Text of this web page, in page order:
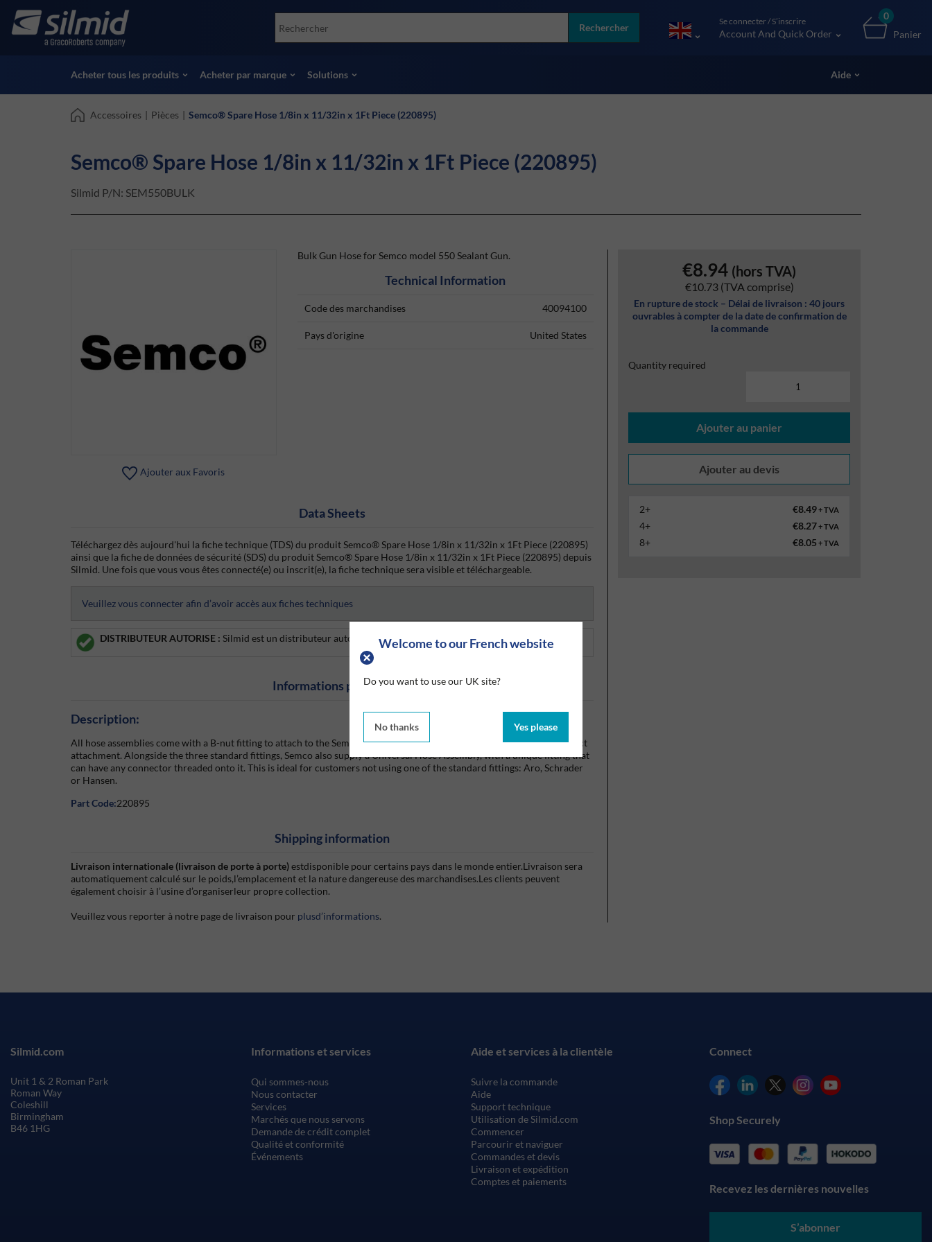
Welcome to our French website
Do you want to use our UK site?
No thanks Yes please
main
Accessories
Essais non destructifs (NDT)
Voir tous les produits
Socomore
Skydrol
Rechercher
Se connecter / S’inscrire
Account And Quick Order
0
Panier
Acheter tous les produits Acheter par marque Solutions Aide
Accessoires | Pièces | Semco® Spare Hose 1/8in x 11/32in x 1Ft Piece (220895)
Semco® Spare Hose 1/8in x 11/32in x 1Ft Piece (220895)
Silmid P/N: SEM550BULK
Ajouter aux Favoris
€8.94 (hors TVA)
€10.73 (TVA comprise)
En rupture de stock – Délai de livraison : 40 jours
ouvrables à compter de la date de confirmation de
la commande
Quantity required
Ajouter au panier
2+ €8.49+ TVA
4+ €8.27+ TVA
8+ €8.05 + TVA
Bulk Gun Hose for Semco model 550 Sealant Gun.
Technical Information
Code des marchandises 40094100
Pays d'origine United States
Data Sheets
Téléchargez dès aujourd'hui la fiche technique (TDS) du produit Semco® Spare Hose 1/8in x 11/32in x 1Ft Piece (220895)
ainsi que la fiche de données de sécurité (SDS) du produit Semco® Spare Hose 1/8in x 11/32in x 1Ft Piece (220895) depuis
Silmid. Une fois que vous vous êtes connecté(e) ou inscrit(e), la fiche technique sera visible et téléchargeable.
Veuillez vous connecter afin d’avoir accès aux fiches techniques
DISTRIBUTEUR AUTORISE : Silmid est un distributeur autorisé des produits PPG Aerospace.
Informations produits
Description:
All hose assemblies come with a B-nut fitting to attach to the Semco gun or equipment and the specified quick disconnect
attachment. Alongside the three standard fittings, Semco also supply a Universal Hose Assembly, with a unique fitting that
can have any connector threaded onto it. This is ideal for customers not using one of the standard fittings: Aro, Schrader
or Hansen.
Part Code:220895
Shipping information
Livraison internationale (livraison de porte à porte)estdisponible pour certains pays dans le monde entier.Livraison sera
automatiquement calculé sur le poids,l’emplacement et la nature dangereuse des marchandises.Les clients peuvent
également choisir à l’usine d’organiserleur propre collection.
Veuillez vous reporter à notre page de livraison pour plusd’informations.
Informations et services
Qui sommes-nous
Nous contacter
Services
Marchés que nous servons
Demande de crédit complet
Qualité et conformité
Événements
Aide et services à la clientèle
Suivre la commande
Aide
Support technique
Utilisation de Silmid.com
Commencer
Parcourir et naviguer
Commandes et devis
Livraison et expédition
Comptes et paiements
Connect
Shop Securely
Recevez les dernières nouvelles
S’abonner
Silmid.com
Unit 1 & 2 Roman Park
Roman Way
Coleshill
Birmingham
B46 1HG